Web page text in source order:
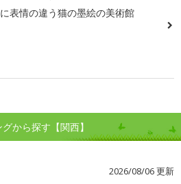
表情の違う猫の墨絵の美術館
から探す【関西】
2026/08/06 更新